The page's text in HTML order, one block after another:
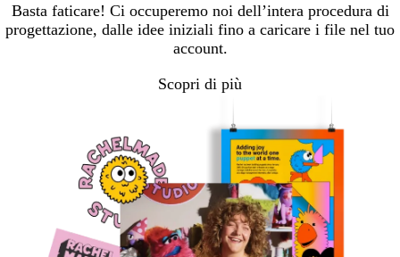
Basta faticare! Ci occuperemo noi dell’intera procedura di
progettazione, dalle idee iniziali fino a caricare i file nel tuo
account.
Scopri di più